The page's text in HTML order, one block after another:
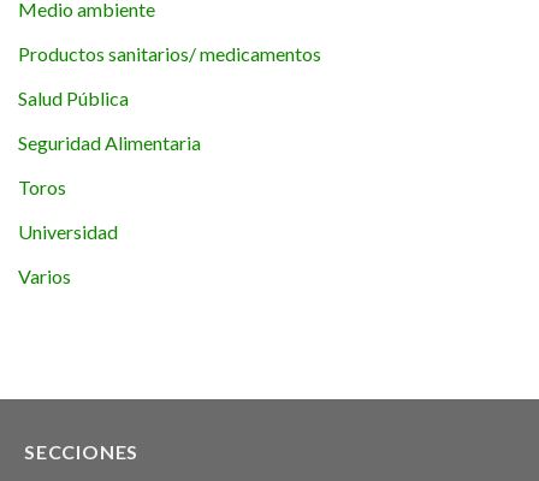
Medio ambiente
Productos sanitarios/ medicamentos
Salud Pública
Seguridad Alimentaria
Toros
Universidad
Varios
SECCIONES